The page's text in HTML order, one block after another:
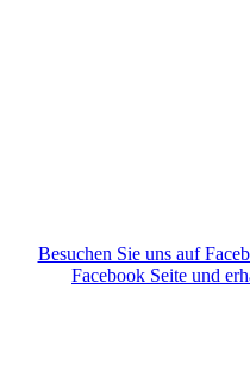
Besuchen Sie uns auf
Facebook Seite und